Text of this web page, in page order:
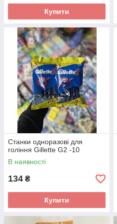
Купити
Станки одноразові для
гоління Gillette G2 -10
В наявності
134 ₴
Купити